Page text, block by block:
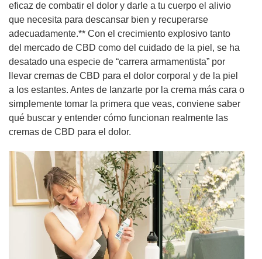
eficaz de combatir el dolor y darle a tu cuerpo el alivio
que necesita para descansar bien y recuperarse
adecuadamente.** Con el crecimiento explosivo tanto
del mercado de CBD como del cuidado de la piel, se ha
desatado una especie de “carrera armamentista” por
llevar cremas de CBD para el dolor corporal y de la piel
a los estantes. Antes de lanzarte por la crema más cara o
simplemente tomar la primera que veas, conviene saber
qué buscar y entender cómo funcionan realmente las
cremas de CBD para el dolor.